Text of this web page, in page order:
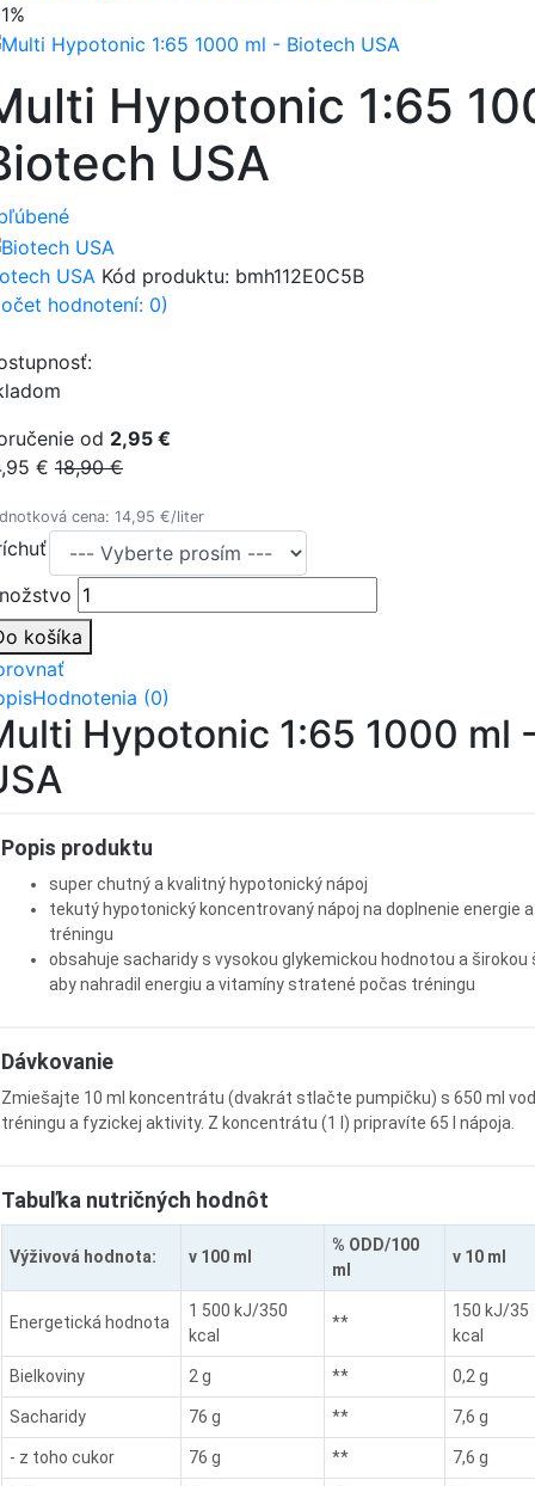
Hypotonic 1:65
USA
USA Kód produktu: bmh112E0C5B
hodnotení: 0)
od 2,95 €
€ 18,90 €
cena: 14,95 €/liter
košíka
Hodnotenia (0)
Hypotonic 1:65 1000 ml
Popis produktu
super chutný a kvalitný hypotonický nápoj
tekutý hypotonický koncentrovaný nápoj na doplnenie energie
tréningu
obsahuje sacharidy s vysokou glykemickou hodnotou a širokou
aby nahradil energiu a vitamíny stratené počas tréningu
Dávkovanie
Zmiešajte 10 ml koncentrátu (dvakrát stlačte pumpičku) s 650 ml
tréningu a fyzickej aktivity. Z koncentrátu (1 l) pripravíte 65 l nápoja.
Tabuľka nutričných hodnôt
Výživová hodnota: v 100 ml
% ODD/100
ml
v 10 ml
Energetická hodnota
1 500 kJ/350
kcal
**
150 kJ/35
kcal
Bielkoviny 2 g ** 0,2 g
Sacharidy 76 g ** 7,6 g
- z toho cukor 76 g ** 7,6 g